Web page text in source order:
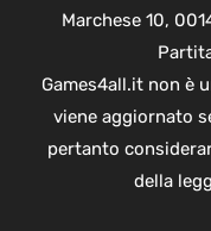
Marchese 10,
Games4all.it non è
viene aggiornato
pertanto
della